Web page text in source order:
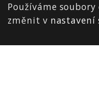
Používáme
změnit v nastavení